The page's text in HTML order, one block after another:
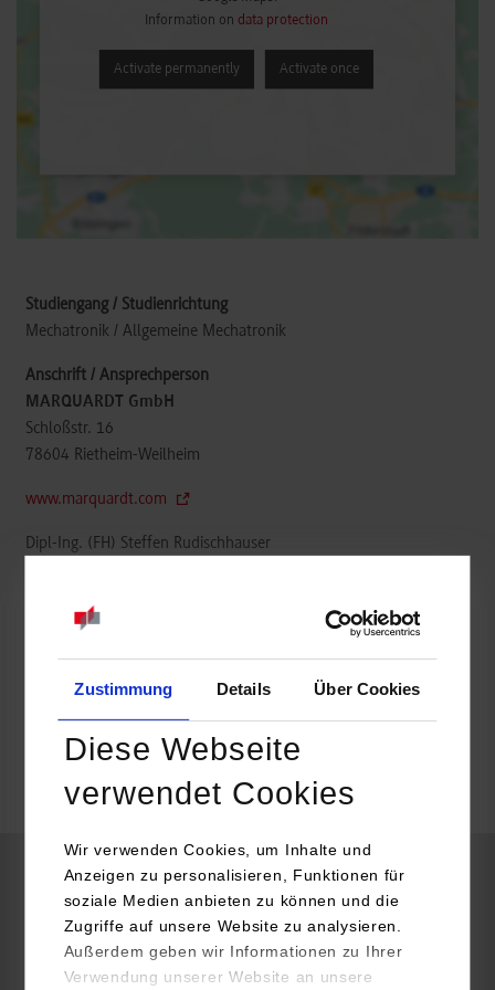
Zustimmung Details Über Cookies
Diese Webseite
verwendet Cookies
Wir verwenden Cookies, um Inhalte und
Anzeigen zu personalisieren, Funktionen für
soziale Medien anbieten zu können und die
Zugriffe auf unsere Website zu analysieren.
Außerdem geben wir Informationen zu Ihrer
Verwendung unserer Website an unsere
Information on data protection
Activate permanently Activate once
Mechatronik / Allgemeine Mechatronik
MARQUARDT GmbH
Schloßstr. 16
78604 Rietheim-Weilheim
www.marquardt.com
Dipl-Ing. (FH) Steffen Rudischhauser
Maschinenbau / Kunststofftechnik
MARQUARDT GmbH